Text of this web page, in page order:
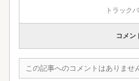
トラック
コメン
この記事へのコメントはありませ